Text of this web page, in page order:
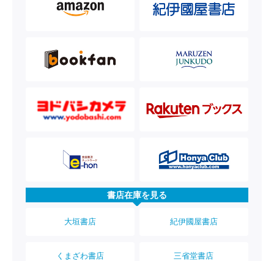
書店在庫を見る
大垣書店 紀伊國屋書店
くまざわ書店 三省堂書店